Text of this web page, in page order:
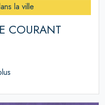
la ville
COURANT